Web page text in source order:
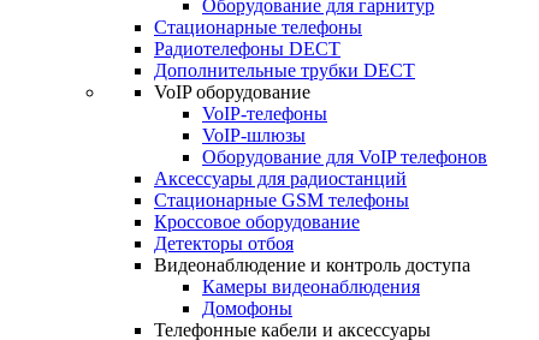
Оборудование для гарнитур
Стационарные телефоны
Радиотелефоны DECT
Дополнительные трубки DECT
VoIP оборудование
VoIP-телефоны
VoIP-шлюзы
Оборудование для VoIP телефонов
Аксессуары для радиостанций
Стационарные GSM телефоны
Кроссовое оборудование
Детекторы отбоя
Видеонаблюдение и контроль доступа
Камеры видеонаблюдения
Домофоны
Телефонные кабели и аксессуары